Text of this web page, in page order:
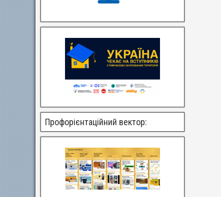
Профорієнтаційний вектор: